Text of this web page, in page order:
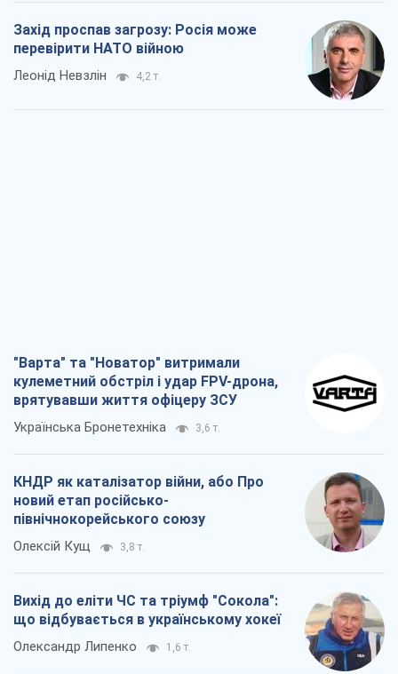
Захід проспав загрозу: Росія може
перевірити НАТО війною
Леонід Невзлін 4,2 т.
"Варта" та "Новатор" витримали
кулеметний обстріл і удар FPV-дрона,
врятувавши життя офіцеру ЗСУ
Українська Бронетехніка 3,6 т.
КНДР як каталізатор війни, або Про
новий етап російсько-
північнокорейського союзу
Олексій Кущ 3,8 т.
Вихід до еліти ЧС та тріумф "Сокола":
що відбувається в українському хокеї
Олександр Липенко 1,6 т.